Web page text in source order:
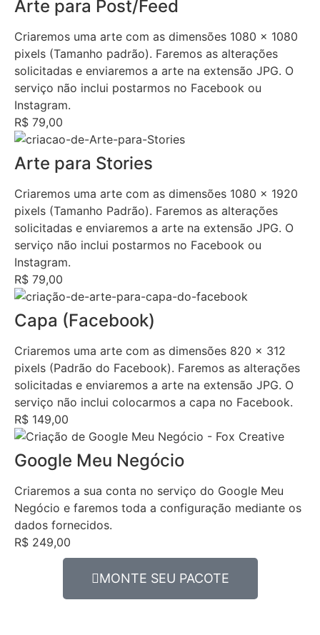
Arte para Post/Feed
Criaremos uma arte com as dimensões 1080 x 1080
pixels (Tamanho padrão). Faremos as alterações
solicitadas e enviaremos a arte na extensão JPG. O
serviço não inclui postarmos no Facebook ou
Instagram.
R$ 79,00
Arte para Stories
Criaremos uma arte com as dimensões 1080 x 1920
pixels (Tamanho Padrão). Faremos as alterações
solicitadas e enviaremos a arte na extensão JPG. O
serviço não inclui postarmos no Facebook ou
Instagram.
R$ 79,00
Capa (Facebook)
Criaremos uma arte com as dimensões 820 x 312
pixels (Padrão do Facebook). Faremos as alterações
solicitadas e enviaremos a arte na extensão JPG. O
serviço não inclui colocarmos a capa no Facebook.
R$ 149,00
Google Meu Negócio
Criaremos a sua conta no serviço do Google Meu
Negócio e faremos toda a configuração mediante os
dados fornecidos.
R$ 249,00
MONTE SEU PACOTE